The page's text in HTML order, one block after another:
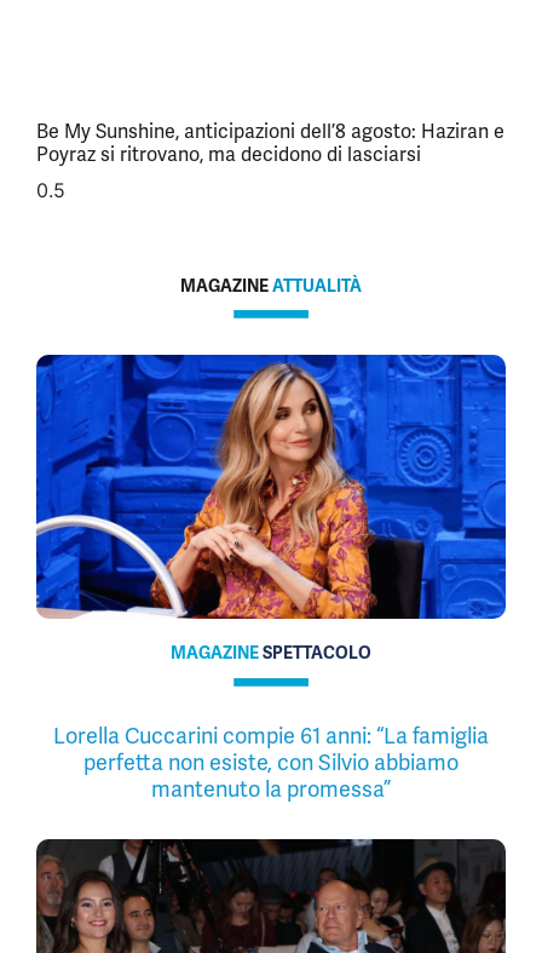
Be My Sunshine, anticipazioni dell’8 agosto: Haziran e
Poyraz si ritrovano, ma decidono di lasciarsi
MAGAZINEATTUALITÀ
MAGAZINESPETTACOLO
Lorella Cuccarini compie 61 anni: “La famiglia
perfetta non esiste, con Silvio abbiamo
mantenuto la promessa”